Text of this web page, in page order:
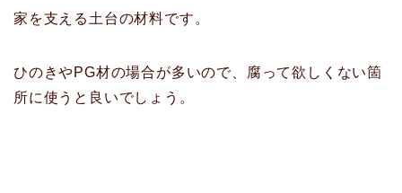
家を支える土台の材料です。
ひのきやPG材の場合が多いので、腐って欲しくない箇
所に使うと良いでしょう。